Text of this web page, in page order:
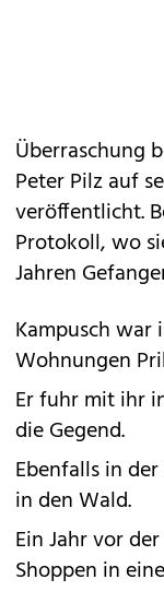
Überraschung
Peter Pilz auf
veröffentlicht.
Protokoll, wo
Jahren
Kampusch
Wohnungen
Er fuhr mit ihr
die Gegend.
Ebenfalls in
in den Wald.
Ein Jahr vor
Shoppen in